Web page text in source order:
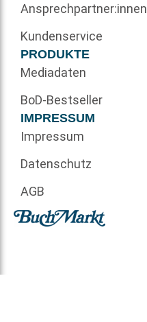
Ansprechpartner:innen
Kundenservice
PRODUKTE
Mediadaten
BoD-Bestseller
IMPRESSUM
Impressum
Datenschutz
AGB